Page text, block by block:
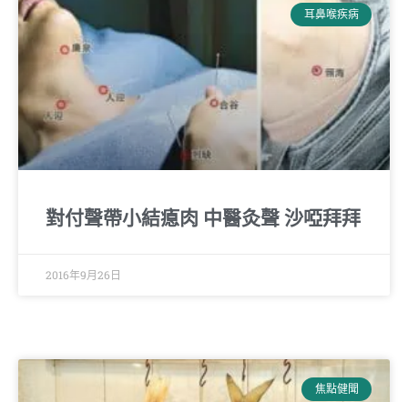
耳鼻喉疾病
對付聲帶小結瘜肉 中醫灸聲 沙啞拜拜
2016年9月26日
焦點健聞